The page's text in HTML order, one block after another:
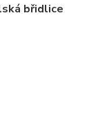
břidlice